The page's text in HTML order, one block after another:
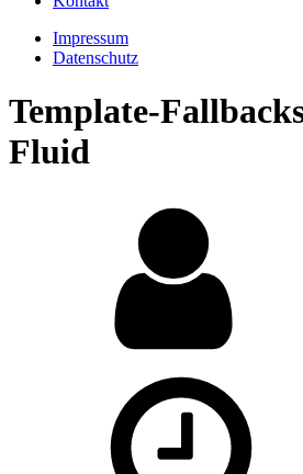
Impressum
Datenschutz
Template-
Fluid